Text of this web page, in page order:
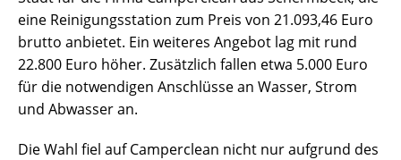
eine Reinigungsstation zum Preis von 21.093,46 Euro
brutto anbietet. Ein weiteres Angebot lag mit rund
22.800 Euro höher. Zusätzlich fallen etwa 5.000 Euro
für die notwendigen Anschlüsse an Wasser, Strom
und Abwasser an.
Die Wahl fiel auf Camperclean nicht nur aufgrund des